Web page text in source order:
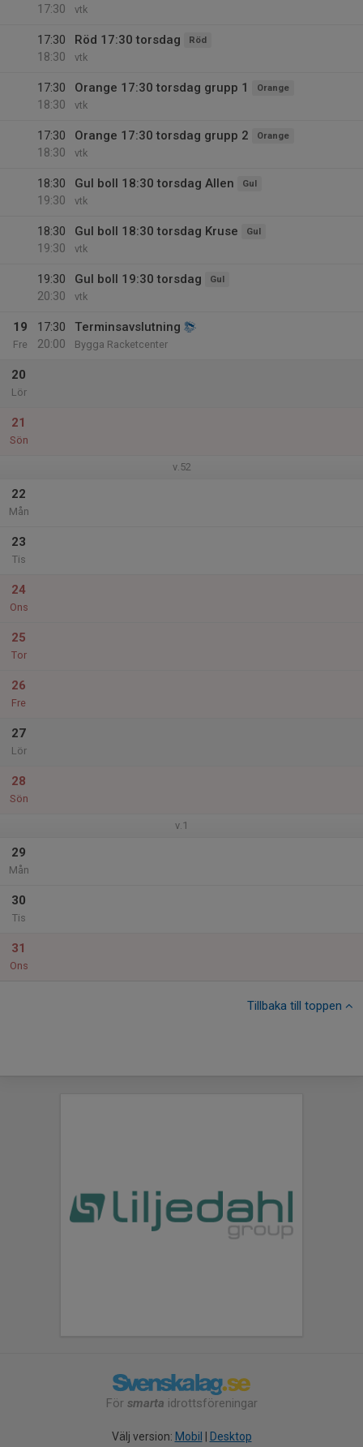
17:30
vtk
17:30
18:30
Röd 17:30 torsdag Röd
vtk
17:30
18:30
Orange 17:30 torsdag grupp 1 Orange
vtk
17:30
18:30
Orange 17:30 torsdag grupp 2 Orange
vtk
18:30
19:30
Gul boll 18:30 torsdag Allen Gul
vtk
18:30
19:30
Gul boll 18:30 torsdag Kruse Gul
vtk
19:30
20:30
Gul boll 19:30 torsdag Gul
vtk
19
Fre
17:30
20:00
Terminsavslutning
Bygga Racketcenter
20
Lör
21
Sön
v.52
22
Mån
23
Tis
24
Ons
25
Tor
26
Fre
27
Lör
28
Sön
v.1
29
Mån
30
Tis
31
Ons
Tillbaka till toppen
För smarta idrottsföreningar
Välj version: Mobil Desktop